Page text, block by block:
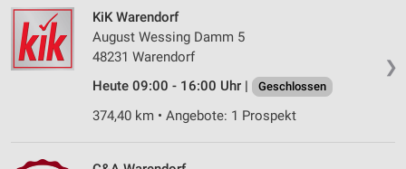
❯
KiK Warendorf
August Wessing Damm 5
48231 Warendorf
Heute 09:00 - 16:00 Uhr |
Geschlossen
374,40 km • Angebote: 1 Prospekt